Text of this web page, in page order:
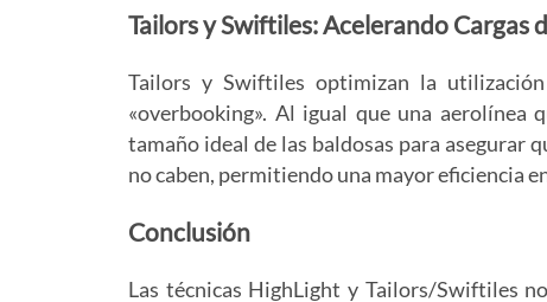
Tailors y Swiftiles: Acelerando Cargas
Tailors y Swiftiles optimizan la
«overbooking». Al igual que una aerolínea
tamaño ideal de las baldosas para asegurar
no caben, permitiendo una mayor eficiencia
Conclusión
Las técnicas HighLight y Tailors/Swiftiles